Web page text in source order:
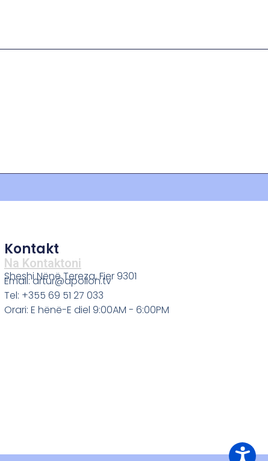
Kontakt
Na Kontaktoni
Sheshi Nënë Tereza, Fier 9301
Email: artur@apollon.tv
Tel: +355 69 51 27 033
Orari: E hënë-E diel 9:00AM - 6:00PM